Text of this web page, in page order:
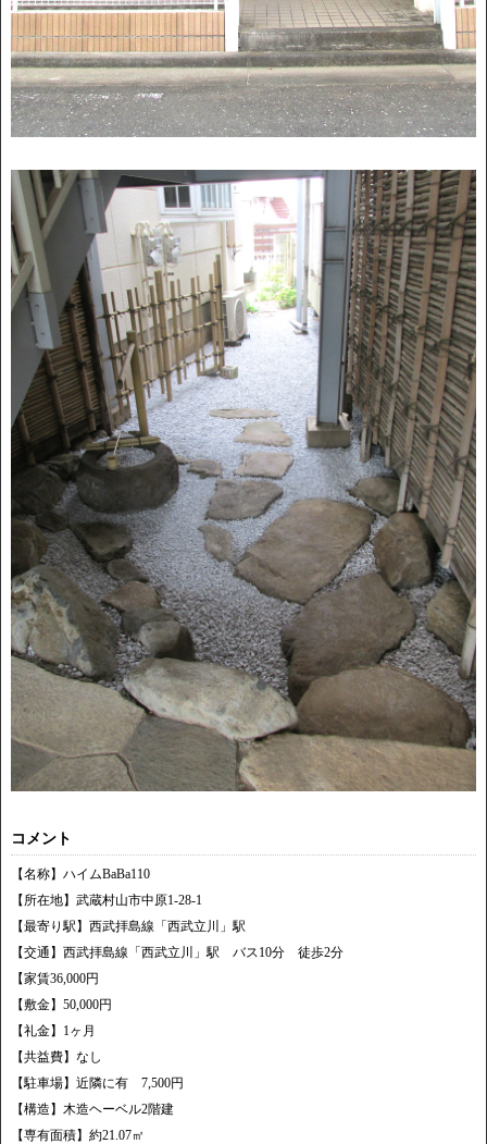
コメント
【名称】ハイムBaBa110
【所在地】武蔵村山市中原1-28-1
【最寄り駅】西武拝島線「西武立川」駅
【交通】西武拝島線「西武立川」駅 バス10分 徒歩2分
【家賃36,000円
【敷金】50,000円
【礼金】1ヶ月
【共益費】なし
【駐車場】近隣に有 7,500円
【構造】木造ヘーベル2階建
【専有面積】約21.07㎡